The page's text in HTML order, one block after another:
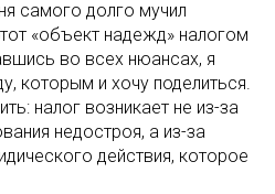
самого долго мучил
«объект надежд» налогом
во всех нюансах, я
которым и хочу поделиться.
налог возникает не из-за
недостроя, а из-за
действия, которое